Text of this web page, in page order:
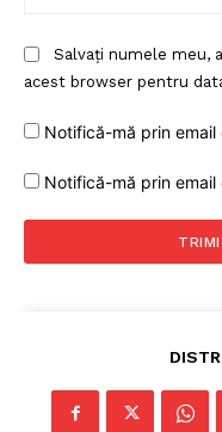
Proiecte editoriale
Salvați numele meu,
acest browser pentru
Notifică-mă prin
Notifică-mă prin